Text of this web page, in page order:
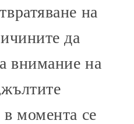
на
да
внимание на
момента се